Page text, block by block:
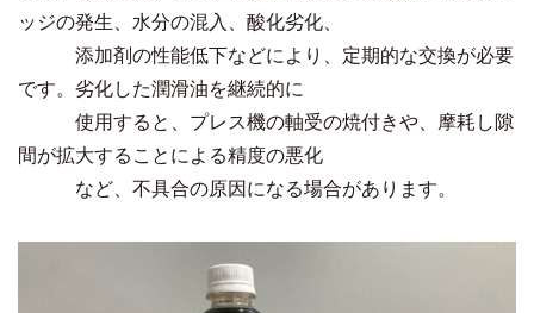
ッジの発生、水分の混入、酸化劣化、
添加剤の性能低下などにより、定期的な交換が必要
です。劣化した潤滑油を継続的に
使用すると、プレス機の軸受の焼付きや、摩耗し隙
間が拡大することによる精度の悪化
など、不具合の原因になる場合があります。